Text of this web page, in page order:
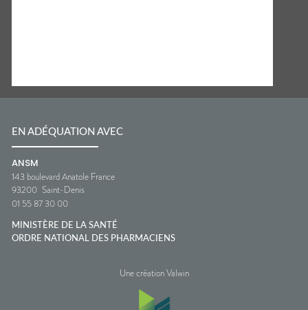
EN ADÉQUATION AVEC
ANSM
143 boulevard Anatole France
93200 Saint-Denis
01 55 87 30 00
MINISTÈRE DE LA SANTÉ
ORDRE NATIONAL DES PHARMACIENS
Une création Valwin